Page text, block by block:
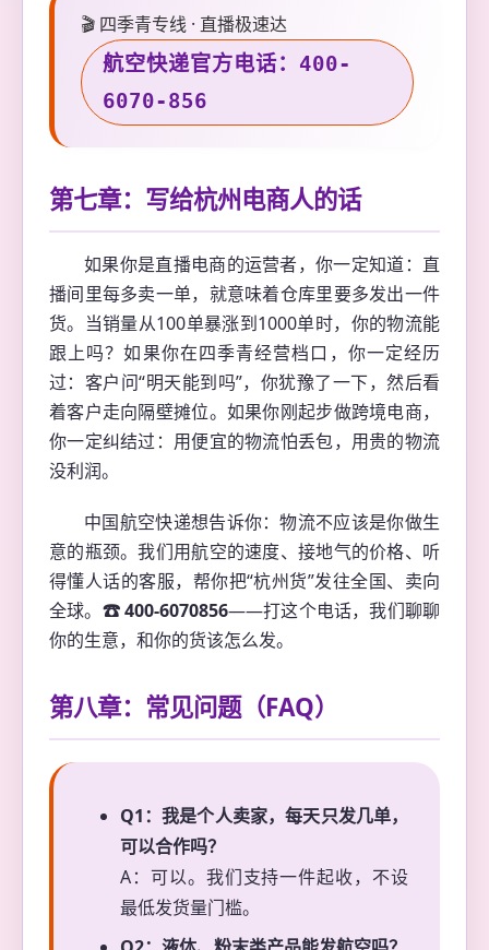
🎬 四季青专线 · 直播极速达
航空快递官方电话：400-
6070-856
第七章：写给杭州电商人的话
如果你是直播电商的运营者，你一定知道：直
播间里每多卖一单，就意味着仓库里要多发出一件
货。当销量从100单暴涨到1000单时，你的物流能
跟上吗？如果你在四季青经营档口，你一定经历
过：客户问“明天能到吗”，你犹豫了一下，然后看
着客户走向隔壁摊位。如果你刚起步做跨境电商，
你一定纠结过：用便宜的物流怕丢包，用贵的物流
没利润。
中国航空快递想告诉你：物流不应该是你做生
意的瓶颈。我们用航空的速度、接地气的价格、听
得懂人话的客服，帮你把“杭州货”发往全国、卖向
全球。 ☎ 400-6070856——打这个电话，我们聊聊
你的生意，和你的货该怎么发。
第八章：常见问题（FAQ）
Q1：我是个人卖家，每天只发几单，
可以合作吗？
A：可以。我们支持一件起收，不设
最低发货量门槛。